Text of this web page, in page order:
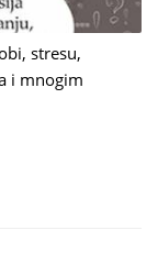
stresu,
i mnogim